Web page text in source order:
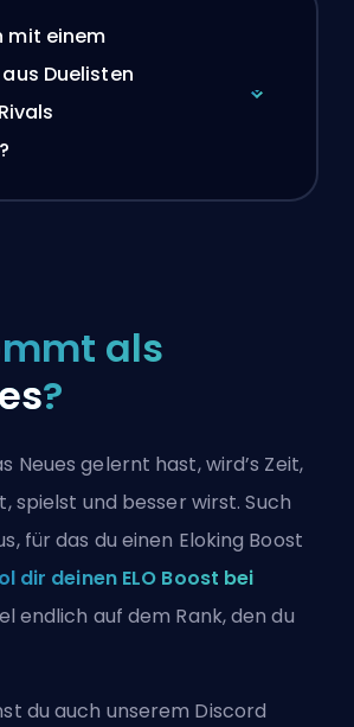
mit einem
Duelisten
als
?
Neues gelernt hast, wird’s Zeit,
spielst und besser wirst. Such
für das du einen Eloking Boost
dir deinen ELO Boost bei
endlich auf dem Rank, den du
du auch unserem Discord